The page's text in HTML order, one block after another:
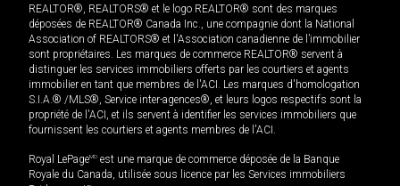
REALTOR®, REALTORS® et le logo REALTOR® sont des marques
déposées de REALTOR® Canada Inc., une compagnie dont la National
Association of REALTORS® et l'Association canadienne de l’immobilier
sont propriétaires. Les marques de commerce REALTOR® servent à
distinguer les services immobiliers offerts par les courtiers et agents
immobilier en tant que membres de l'ACI. Les marques d'homologation
S.I.A.® /MLS®, Service inter-agences®, et leurs logos respectifs sont la
propriété de l'ACI, et ils servent à identifier les services immobiliers que
fournissent les courtiers et agents membres de l'ACI.
Royal LePageMD est une marque de commerce déposée de la Banque
Royale du Canada, utilisée sous licence par les Services immobiliers